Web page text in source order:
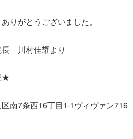
りがとうございました。
長 川村佳耀より
★
区南7条西16丁目1-1ヴィヴァン